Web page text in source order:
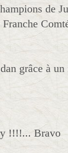
de
grâce à
!!!!... Bravo